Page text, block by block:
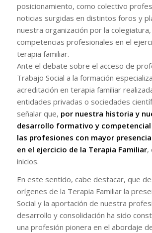
posicionamiento, como colectivo
noticias surgidas en distintos foros y
nuestra organización por la
competencias profesionales en el
terapia familiar.
Ante el debate sobre el acceso de
Trabajo Social a la formación
acreditación en terapia familiar
entidades privadas o sociedades
señalar que, por nuestra historia y
desarrollo formativo y competencial
las profesiones con mayor
en el ejercicio de la Terapia Familiar,
inicios.
En este sentido, cabe destacar, que
orígenes de la Terapia Familiar la
Social y la aportación de nuestra
desarrollo y consolidación ha sido
una profesión pionera en el abordaje